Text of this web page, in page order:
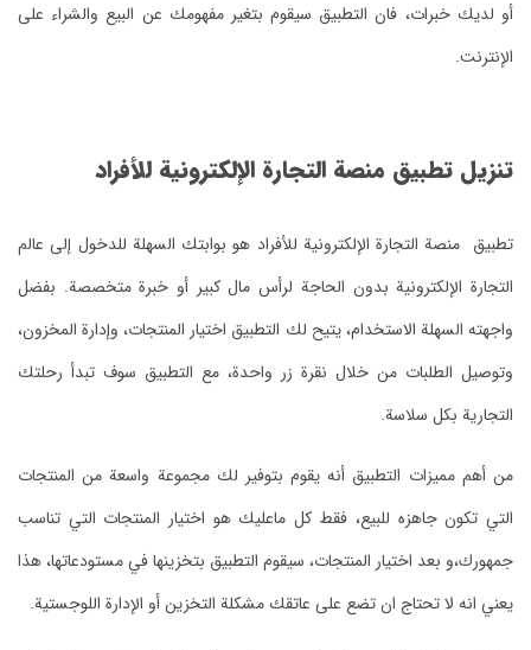
أو لديك خبرات، فان التطبيق سيقوم بتغير مفهومك عن البيع والشراء على
الإنترنت.
تنزيل تطبيق منصة التجارة الإلكترونية للأفراد
تطبيق منصة التجارة الإلكترونية للأفراد هو بوابتك السهلة للدخول إلى عالم
التجارة الإلكترونية بدون الحاجة لرأس مال كبير أو خبرة متخصصة. بفضل
واجهته السهلة الاستخدام، يتيح لك التطبيق اختيار المنتجات، وإدارة المخزون،
وتوصيل الطلبات من خلال نقرة زر واحدة، مع التطبيق سوف تبدأ رحلتك
التجارية بكل سلاسة.
من أهم مميزات التطبيق أنه يقوم بتوفير لك مجموعة واسعة من المنتجات
التي تكون جاهزه للبيع، فقط كل ماعليك هو اختيار المنتجات التي تناسب
جمهورك،و بعد اختيار المنتجات، سيقوم التطبيق بتخزينها في مستودعاتها، هذا
يعني انه لا تحتاج ان تضع على عاتقك مشكلة التخزين أو الإدارة اللوجستية.